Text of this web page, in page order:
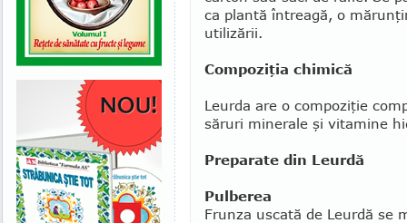
ca plantă întreagă, o
utilizării.
Compoziţia chimică
Leurda are o compoziţie
săruri minerale şi vitamine
Preparate din Leurdă
Pulberea
Frunza uscată de Leurdă se